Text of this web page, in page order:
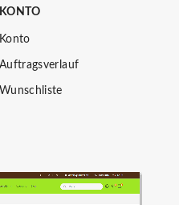
KONTO
Konto
Auftragsverlauf
Wunschliste